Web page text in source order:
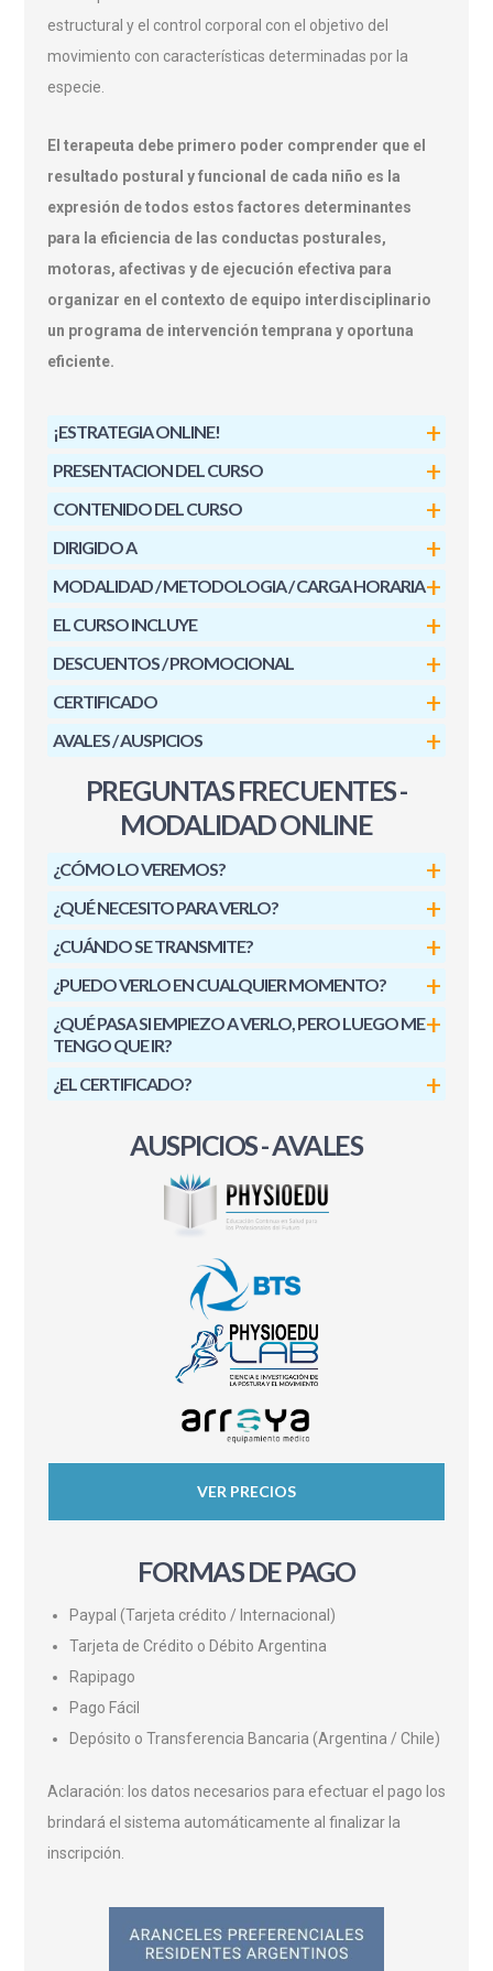
estructural y el control corporal con el objetivo del
movimiento con características determinadas por la
especie.
El terapeuta debe primero poder comprender que el
resultado postural y funcional de cada niño es la
expresión de todos estos factores determinantes
para la eficiencia de las conductas posturales,
motoras, afectivas y de ejecución efectiva para
organizar en el contexto de equipo interdisciplinario
un programa de intervención temprana y oportuna
eficiente.
¡ESTRATEGIA ONLINE!
PRESENTACION DEL CURSO
CONTENIDO DEL CURSO
DIRIGIDO A
MODALIDAD / METODOLOGIA / CARGA HORARIA
EL CURSO INCLUYE
DESCUENTOS / PROMOCIONAL
CERTIFICADO
AVALES / AUSPICIOS
PREGUNTAS FRECUENTES -
MODALIDAD ONLINE
¿CÓMO LO VEREMOS?
¿QUÉ NECESITO PARA VERLO?
¿CUÁNDO SE TRANSMITE?
¿PUEDO VERLO EN CUALQUIER MOMENTO?
¿QUÉ PASA SI EMPIEZO A VERLO, PERO LUEGO ME
TENGO QUE IR?
¿EL CERTIFICADO?
AUSPICIOS - AVALES
VER PRECIOS
FORMAS DE PAGO
Paypal (Tarjeta crédito / Internacional)
Tarjeta de Crédito o Débito Argentina
Rapipago
Pago Fácil
Depósito o Transferencia Bancaria (Argentina / Chile)
Aclaración: los datos necesarios para efectuar el pago los
brindará el sistema automáticamente al finalizar la
inscripción.